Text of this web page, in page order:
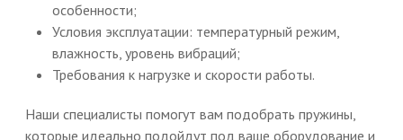
особенности;
Условия эксплуатации: температурный режим,
влажность, уровень вибраций;
Требования к нагрузке и скорости работы.
Наши специалисты помогут вам подобрать пружины,
которые идеально подойдут под ваше оборудование и